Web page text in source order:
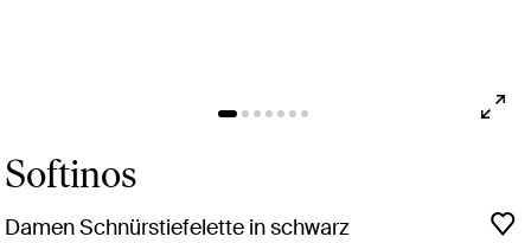
Softinos
Damen Schnürstiefelette in schwarz